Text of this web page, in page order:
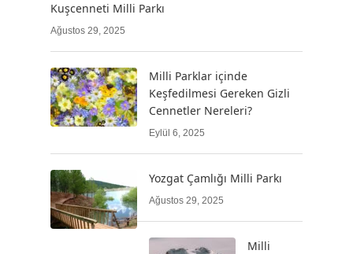
Kuşcenneti Milli Parkı
Ağustos 29, 2025
Milli Parklar içinde
Keşfedilmesi Gereken Gizli
Cennetler Nereleri?
Eylül 6, 2025
Yozgat Çamlığı Milli Parkı
Ağustos 29, 2025
Milli